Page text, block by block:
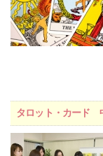
タロット・カード